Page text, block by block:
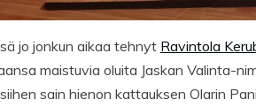
jo jonkun aikaa tehnyt Ravintola
maistuvia oluita Jaskan Valinta-
sain hienon kattauksen Olarin